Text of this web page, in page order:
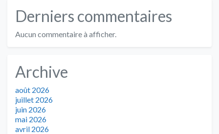
Derniers commentaires
Aucun commentaire à afficher.
Archive
août 2026
juillet 2026
juin 2026
mai 2026
avril 2026